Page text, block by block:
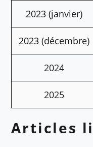
2023 (janvier)
2023 (décembre)
2024
2025
Articles